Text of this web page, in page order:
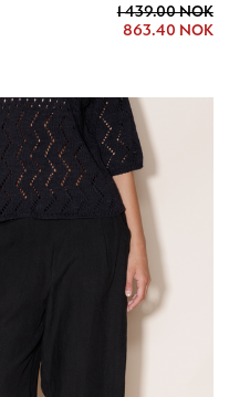
1 439.00 NOK
863.40 NOK